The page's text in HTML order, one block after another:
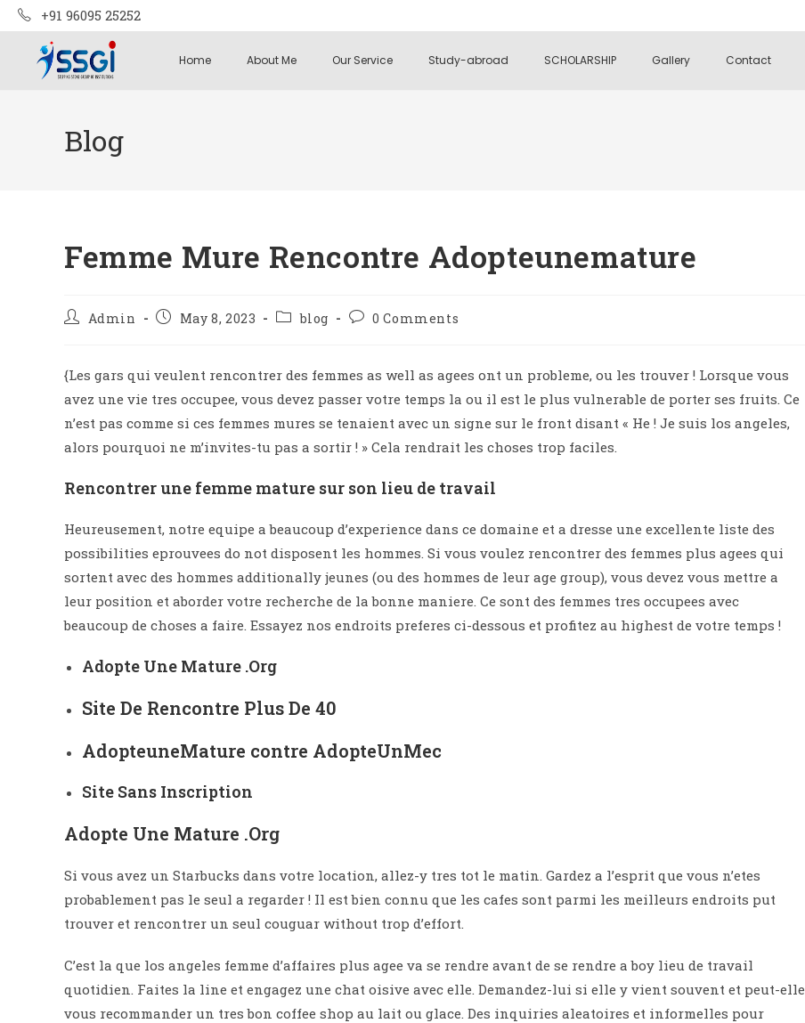
+91 96095 25252
Home About Me Our Service Study-abroad SCHOLARSHIP Gallery Contact
Blog
Femme Mure Rencontre Adopteunemature
Admin May 8, 2023 blog 0 Comments
{Les gars qui veulent rencontrer des femmes as well as agees ont un probleme, ou les trouver ! Lorsque vous
avez une vie tres occupee, vous devez passer votre temps la ou il est le plus vulnerable de porter ses fruits. Ce
n’est pas comme si ces femmes mures se tenaient avec un signe sur le front disant « He ! Je suis los angeles,
alors pourquoi ne m’invites-tu pas a sortir ! » Cela rendrait les choses trop faciles.
Rencontrer une femme mature sur son lieu de travail
Heureusement, notre equipe a beaucoup d’experience dans ce domaine et a dresse une excellente liste des
possibilities eprouvees do not disposent les hommes. Si vous voulez rencontrer des femmes plus agees qui
sortent avec des hommes additionally jeunes (ou des hommes de leur age group), vous devez vous mettre a
leur position et aborder votre recherche de la bonne maniere. Ce sont des femmes tres occupees avec
beaucoup de choses a faire. Essayez nos endroits preferes ci-dessous et profitez au highest de votre temps !
Adopte Une Mature .Org
Site De Rencontre Plus De 40
AdopteuneMature contre AdopteUnMec
Site Sans Inscription
Adopte Une Mature .Org
Si vous avez un Starbucks dans votre location, allez-y tres tot le matin. Gardez a l’esprit que vous n’etes
probablement pas le seul a regarder ! Il est bien connu que les cafes sont parmi les meilleurs endroits put
trouver et rencontrer un seul couguar without trop d’effort.
C’est la que los angeles femme d’affaires plus agee va se rendre avant de se rendre a boy lieu de travail
quotidien. Faites la line et engagez une chat oisive avec elle. Demandez-lui si elle y vient souvent et peut-elle
vous recommander un tres bon coffee shop au lait ou glace. Des inquiries aleatoires et informelles pour